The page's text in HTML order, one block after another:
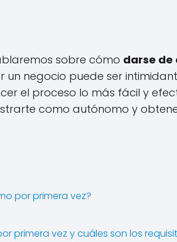
sobre cómo darse de
un negocio puede ser
el proceso lo más fácil y
como autónomo y
por primera vez?
primera vez y cuáles son los